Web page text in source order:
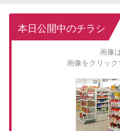
本日公開中のチラシ
画像
画像をクリック